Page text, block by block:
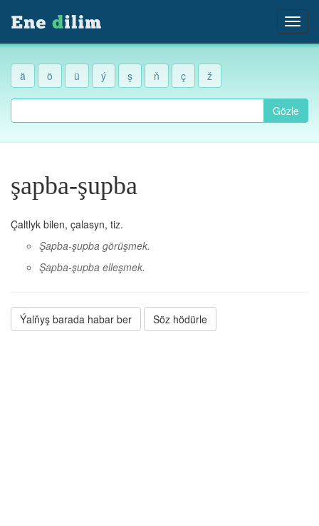
ä ö ü ý ş ň ç ž
Gözle
şapba-şupba
Çaltlyk bilen, çalasyn, tiz.
Şapba-şupba görüşmek.
Şapba-şupba elleşmek.
Ýalňyş barada habar ber Söz hödürle